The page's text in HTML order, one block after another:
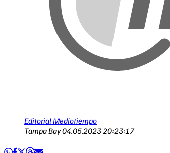
Editorial Mediotiempo
Tampa Bay04.05.2023 20:23:17